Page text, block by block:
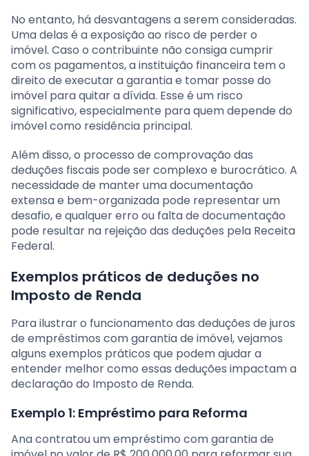
No entanto, há desvantagens a serem consideradas.
Uma delas é a exposição ao risco de perder o
imóvel. Caso o contribuinte não consiga cumprir
com os pagamentos, a instituição financeira tem o
direito de executar a garantia e tomar posse do
imóvel para quitar a dívida. Esse é um risco
significativo, especialmente para quem depende do
imóvel como residência principal.
Além disso, o processo de comprovação das
deduções fiscais pode ser complexo e burocrático. A
necessidade de manter uma documentação
extensa e bem-organizada pode representar um
desafio, e qualquer erro ou falta de documentação
pode resultar na rejeição das deduções pela Receita
Federal.
Exemplos práticos de deduções no
Imposto de Renda
Para ilustrar o funcionamento das deduções de juros
de empréstimos com garantia de imóvel, vejamos
alguns exemplos práticos que podem ajudar a
entender melhor como essas deduções impactam a
declaração do Imposto de Renda.
Exemplo 1: Empréstimo para Reforma
Ana contratou um empréstimo com garantia de